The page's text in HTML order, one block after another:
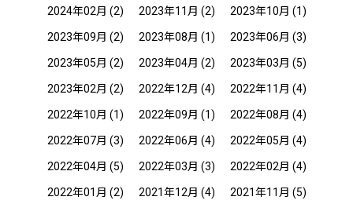
2024年02月 (2) 2023年11月 (2) 2023年10月 (1)
2023年09月 (2) 2023年08月 (1) 2023年06月 (3)
2023年05月 (2) 2023年04月 (2) 2023年03月 (5)
2023年02月 (2) 2022年12月 (4) 2022年11月 (4)
2022年10月 (1) 2022年09月 (1) 2022年08月 (4)
2022年07月 (3) 2022年06月 (4) 2022年05月 (4)
2022年04月 (5) 2022年03月 (3) 2022年02月 (4)
2022年01月 (2) 2021年12月 (4) 2021年11月 (5)